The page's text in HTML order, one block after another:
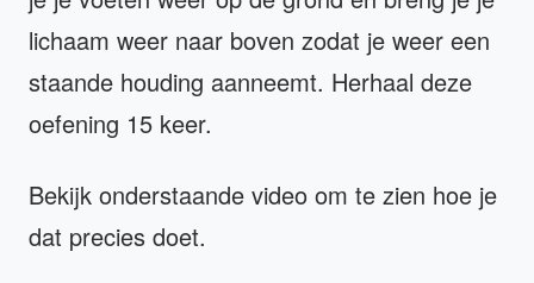
lichaam weer naar boven zodat je weer een
staande houding aanneemt. Herhaal deze
oefening 15 keer.
Bekijk onderstaande video om te zien hoe je
dat precies doet.